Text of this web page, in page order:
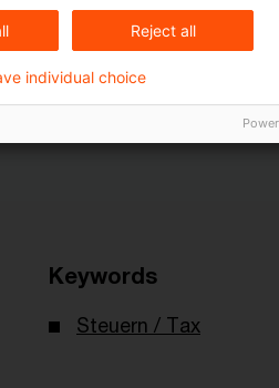
Keywords
Steuern / Tax
Reject all
individual choice